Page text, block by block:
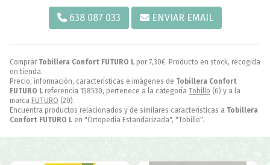
Comprar Tobillera Confort FUTURO L por 7,30€. Producto en stock, recogida
en tienda.
Precio, información, características e imágenes de Tobillera Confort
FUTURO L referencia 158530, pertenece a la categoría Tobillo (6) y a la
marca FUTURO (20).
Encuentra productos relacionados y de similares características a Tobillera
Confort FUTURO L en "Ortopedia Estandarizada", "Tobillo".
638 087 033 ENVIAR EMAIL